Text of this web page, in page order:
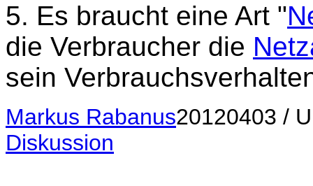
5. Es braucht eine Art "
die Verbraucher die
sein
Markus Rabanus20120403 /
Diskussion